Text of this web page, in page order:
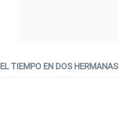
EL TIEMPO EN DOS HERMANAS